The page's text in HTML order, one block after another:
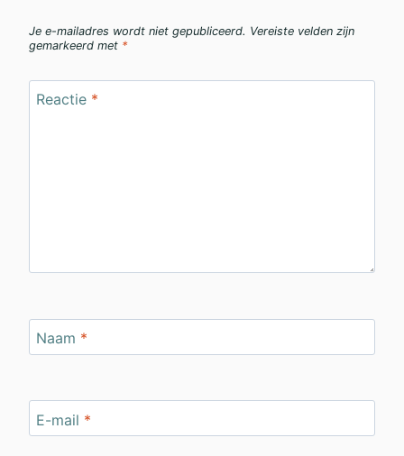
Je e-mailadres wordt niet gepubliceerd. Vereiste velden zijn
gemarkeerd met *
Reactie *
Naam *
E-mail *